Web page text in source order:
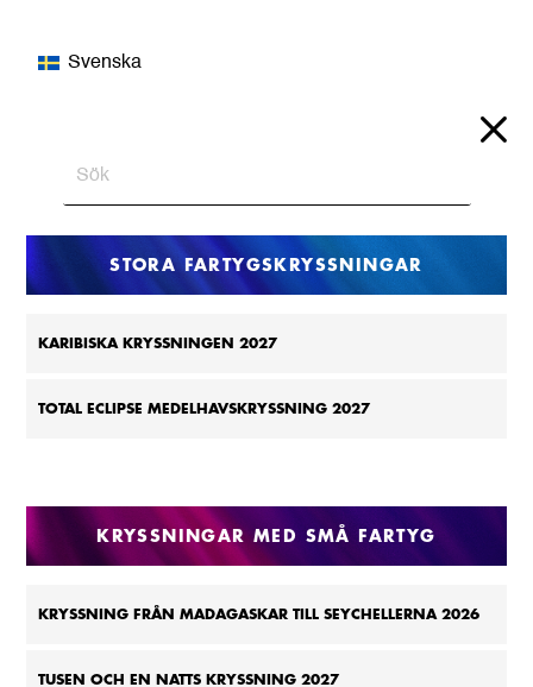
Svenska
STORA FARTYGSKRYSSNINGAR
KARIBISKA KRYSSNINGEN 2027
TOTAL ECLIPSE MEDELHAVSKRYSSNING 2027
KRYSSNINGAR MED SMÅ FARTYG
KRYSSNING FRÅN MADAGASKAR TILL SEYCHELLERNA 2026
TUSEN OCH EN NATTS KRYSSNING 2027